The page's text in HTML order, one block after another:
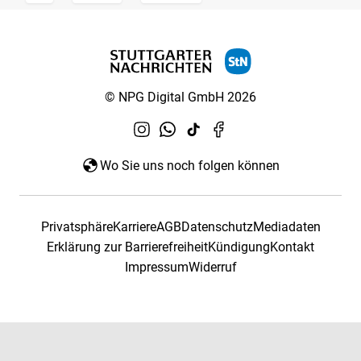
© NPG Digital GmbH 2026
Wo Sie uns noch folgen können
PrivatsphäreKarriereAGBDatenschutzMediadaten
Erklärung zur BarrierefreiheitKündigungKontakt
ImpressumWiderruf